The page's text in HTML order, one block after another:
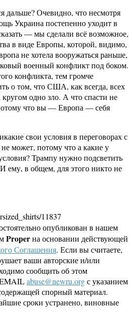
дальше? Очевидно, что несмотря
Украина постепенно уходит в
— мы сделали всё возможное,
в виде Европы, которой, видимо,
не хотела вооружаться раньше,
военный конфликт под боком.
конфликта, тем громче
о том, что США, как всегда, всех
кругом одно зло. А что спасти не
что вы — Европа — себя
свои условия в переговорах с
может, потому что а какие у
Трампу нужно подсветить
И ему, в общем, для этого никто не
11837
опубликован в нашем
Properна основании действующей
Соглашения. Если вы считаете,
ваши авторские и/или
сообщить об этом
abuse@newru.orgс указанием
спорный материал.
сроки устранено, виновные